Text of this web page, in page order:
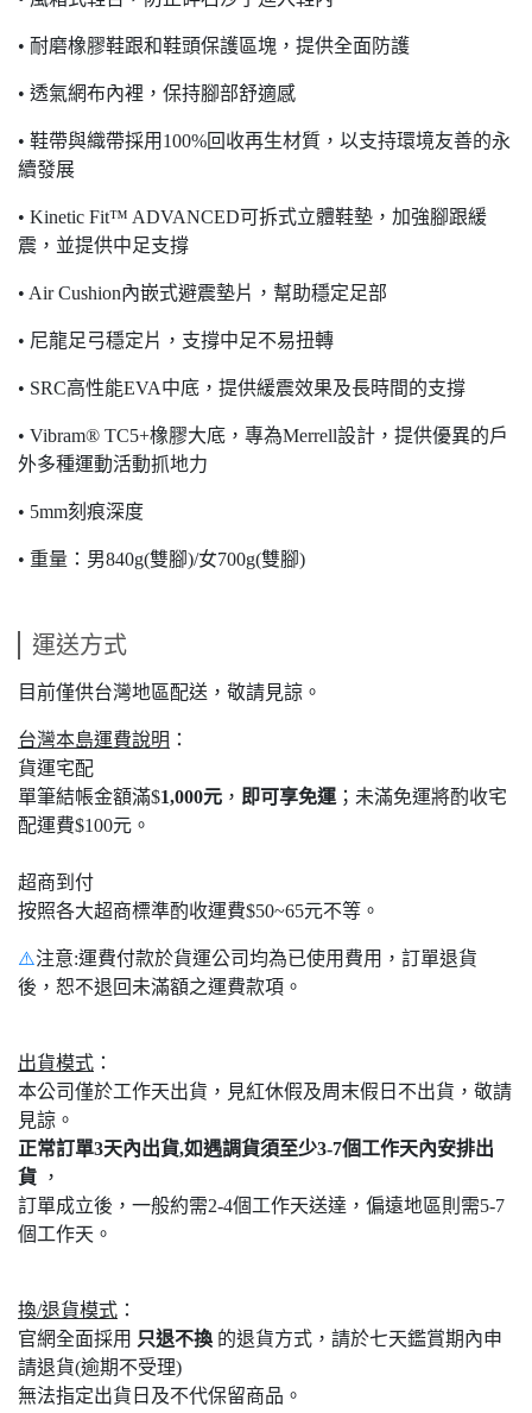
• 耐磨橡膠鞋跟和鞋頭保護區塊，提供全面防護
• 透氣網布內裡，保持腳部舒適感
• 鞋帶與織帶採用100%回收再生材質，以支持環境友善的永
續發展
• Kinetic Fit™ ADVANCED可拆式立體鞋墊，加強腳跟緩
震，並提供中足支撐
• Air Cushion內嵌式避震墊片，幫助穩定足部
• 尼龍足弓穩定片，支撐中足不易扭轉
• SRC高性能EVA中底，提供緩震效果及長時間的支撐
• Vibram® TC5+橡膠大底，專為Merrell設計，提供優異的戶
外多種運動活動抓地力
• 5mm刻痕深度
• 重量：男840g(雙腳)/女700g(雙腳)
運送方式
目前僅供台灣地區配送，敬請見諒。
台灣本島運費說明 ：
貨運宅配
單筆結帳金額滿$1,000元 ， 即可享免運 ；未滿免運將酌收宅
配運費$100元。
超商到付
按照各大超商標準酌收運費$50~65元不等。
⚠️注意:運費付款於貨運公司均為已使用費用，訂單退貨
後，恕不退回未滿額之運費款項。
出貨模式 ：
本公司僅於工作天出貨，見紅休假及周末假日不出貨，敬請
見諒。
正常訂單3天內出貨,如遇調貨須至少3-7個工作天內安排出
貨 ，
訂單成立後，一般約需2-4個工作天送達，偏遠地區則需5-7
個工作天。
換/退貨模式 ：
官網全面採用 只退不換 的退貨方式，請於七天鑑賞期內申
請退貨(逾期不受理)
無法指定出貨日及不代保留商品。